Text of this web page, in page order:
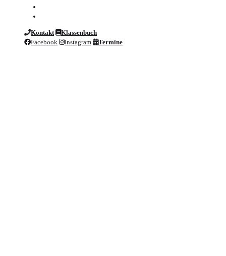
Kontakt
Klassenbuch
Facebook
Instagram Termine